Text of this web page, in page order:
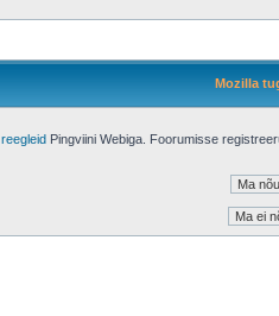
Mozilla
reegleid Pingviini Webiga. Foorumisse